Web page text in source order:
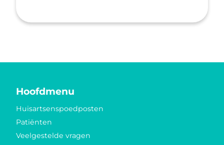
Hoofdmenu
Huisartsenspoedposten
Patiënten
Veelgestelde vragen